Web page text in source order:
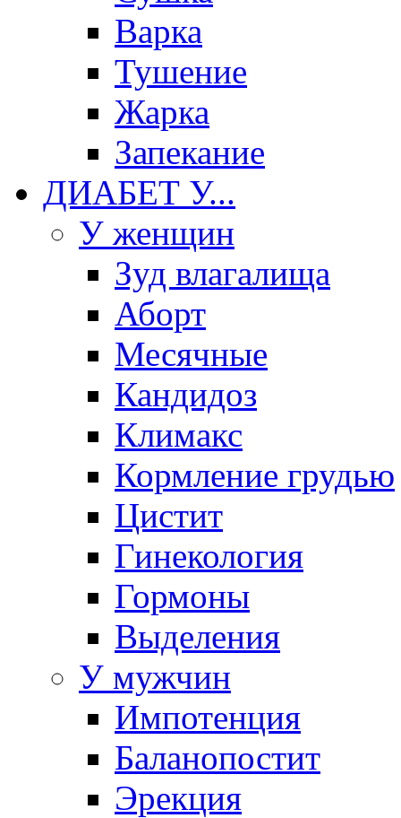
Варка
Тушение
Жарка
Запекание
ДИАБЕТ У...
У женщин
Зуд влагалища
Аборт
Месячные
Кандидоз
Климакс
Кормление грудью
Цистит
Гинекология
Гормоны
Выделения
У мужчин
Импотенция
Баланопостит
Эрекция